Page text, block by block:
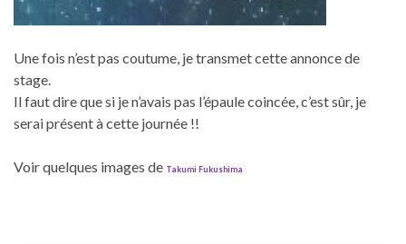
Une fois n’est pas coutume, je transmet cette annonce de
stage.
Il faut dire que si je n’avais pas l’épaule coincée, c’est sûr, je
serai présent à cette journée !!
Voir quelques images de Takumi Fukushima